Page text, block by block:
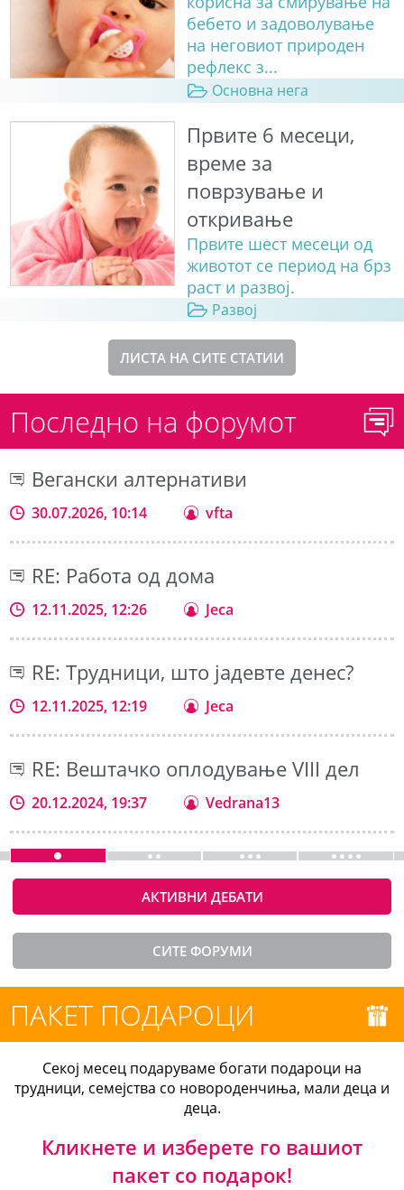
бебето и задоволување
на неговиот природен
рефлекс з...
Основна нега
Првите 6 месеци,
време за
поврзување и
откривање
Првите шест месеци од
животот се период на брз
раст и развој.
Развој
ЛИСТА НА СИТЕ СТАТИИ
Последно на форумот
Вегански алтернативи
30.07.2026, 10:14 vfta
RE: Работа од дома
12.11.2025, 12:26 Jeca
RE: Трудници, што јадевте денес?
12.11.2025, 12:19 Jeca
RE: Вештачко оплодување VIII дел
20.12.2024, 19:37 Vedrana13
АКТИВНИ ДЕБАТИ
СИТЕ ФОРУМИ
ПАКЕТ ПОДАРОЦИ
Секој месец подаруваме богати подароци на
трудници, семејства со новороденчиња, мали деца и
деца.
Кликнете и изберете го вашиот
пакет со подарок!